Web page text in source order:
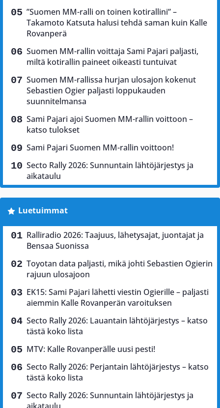
”Suomen MM-ralli on toinen kotirallini” –
Takamoto Katsuta halusi tehdä saman kuin Kalle
Rovanperä
Suomen MM-rallin voittaja Sami Pajari paljasti,
miltä kotirallin paineet oikeasti tuntuivat
Suomen MM-rallissa hurjan ulosajon kokenut
Sebastien Ogier paljasti loppukauden
suunnitelmansa
Sami Pajari ajoi Suomen MM-rallin voittoon –
katso tulokset
Sami Pajari Suomen MM-rallin voittoon!
Secto Rally 2026: Sunnuntain lähtöjärjestys ja
aikataulu
Luetuimmat
Ralliradio 2026: Taajuus, lähetysajat, juontajat ja
Bensaa Suonissa
Toyotan data paljasti, mikä johti Sebastien Ogierin
rajuun ulosajoon
EK15: Sami Pajari lähetti viestin Ogierille – paljasti
aiemmin Kalle Rovanperän varoituksen
Secto Rally 2026: Lauantain lähtöjärjestys – katso
tästä koko lista
MTV: Kalle Rovanperälle uusi pesti!
Secto Rally 2026: Perjantain lähtöjärjestys – katso
tästä koko lista
Secto Rally 2026: Sunnuntain lähtöjärjestys ja